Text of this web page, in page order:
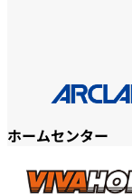
ホームセンター